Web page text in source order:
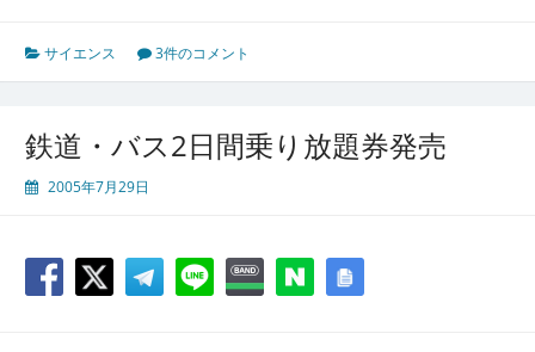
サイエンス 3件のコメント
鉄道・バス2日間乗り放題券発売
2005年7月29日